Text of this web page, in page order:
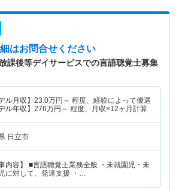
はお問合せください
課後等デイサービスでの言語聴覚士募集
ル月収】 23.0万円～ 程度、経験によって優遇
ル年収】 276万円～ 程度、月収×12ヶ月計算
日立市
事内容】 ■言語聴覚士業務全般 ・未就園児・未
に対して、発達支援 ・…